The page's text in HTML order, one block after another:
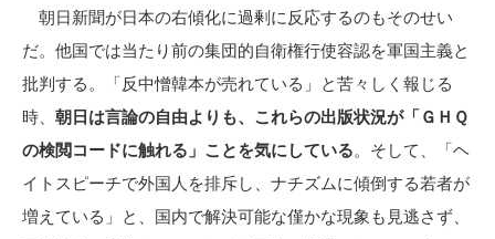
朝日新聞が日本の右傾化に過剰に反応するのもそのせい
だ。他国では当たり前の集団的自衛権行使容認を軍国主義と
批判する。「反中憎韓本が売れている」と苦々しく報じる
時、 朝日は言論の自由よりも、これらの出版状況が「ＧＨＱ
の検閲コードに触れる」ことを気にしている。そして、「ヘ
イトスピーチで外国人を排斥し、ナチズムに傾倒する若者が
増えている」と、国内で解決可能な僅かな現象も見逃さず、